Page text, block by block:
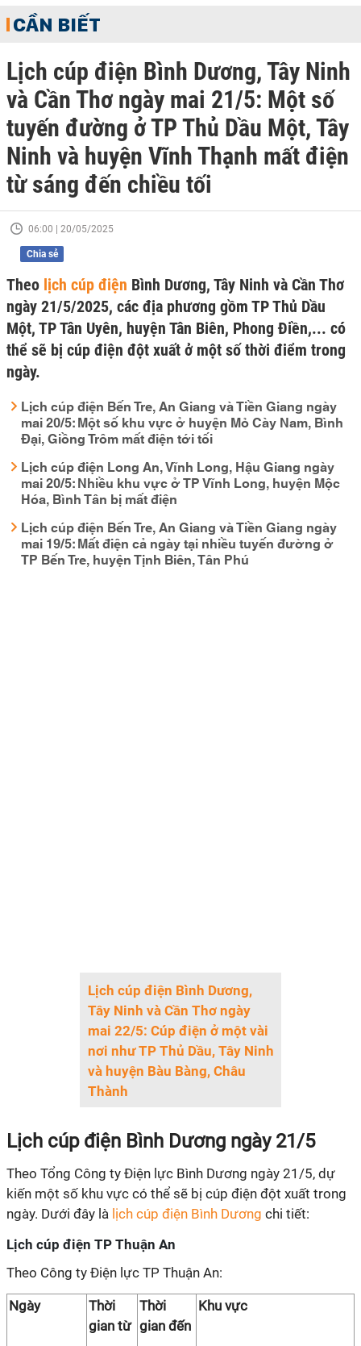
CẦN BIẾT
Lịch cúp điện Bình Dương, Tây Ninh
và Cần Thơ ngày mai 21/5: Một số
tuyến đường ở TP Thủ Dầu Một, Tây
Ninh và huyện Vĩnh Thạnh mất điện
từ sáng đến chiều tối
06:00 | 20/05/2025
Chia sẻ
Theo lịch cúp điện Bình Dương, Tây Ninh và Cần Thơ
ngày 21/5/2025, các địa phương gồm TP Thủ Dầu
Một, TP Tân Uyên, huyện Tân Biên, Phong Điền,... có
thể sẽ bị cúp điện đột xuất ở một số thời điểm trong
ngày.
Lịch cúp điện Bến Tre, An Giang và Tiền Giang ngày
mai 20/5: Một số khu vực ở huyện Mỏ Cày Nam, Bình
Đại, Giồng Trôm mất điện tới tối
Lịch cúp điện Long An, Vĩnh Long, Hậu Giang ngày
mai 20/5: Nhiều khu vực ở TP Vĩnh Long, huyện Mộc
Hóa, Bình Tân bị mất điện
Lịch cúp điện Bến Tre, An Giang và Tiền Giang ngày
mai 19/5: Mất điện cả ngày tại nhiều tuyến đường ở
TP Bến Tre, huyện Tịnh Biên, Tân Phú
Lịch cúp điện Bình Dương,
Tây Ninh và Cần Thơ ngày
mai 22/5: Cúp điện ở một vài
nơi như TP Thủ Dầu, Tây Ninh
và huyện Bàu Bàng, Châu
Thành
Lịch cúp điện Bình Dương ngày 21/5
Theo Tổng Công ty Điện lực Bình Dương ngày 21/5, dự
kiến một số khu vực có thể sẽ bị cúp điện đột xuất trong
ngày. Dưới đây là lịch cúp điện Bình Dương chi tiết:
Lịch cúp điện TP Thuận An
Theo Công ty Điện lực TP Thuận An:
Ngày
Thời
gian từ
Thời
gian đến
Khu vực